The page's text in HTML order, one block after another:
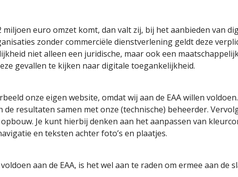
euro omzet komt, dan valt zij, bij het aanbieden van
zonder commerciële dienstverlening geldt deze
niet alleen een juridische, maar ook een
gevallen te kijken naar digitale toegankelijkheid.
onze eigen website, omdat wij aan de EAA willen
resultaten samen met onze (technische) beheerder.
Je kunt hierbij denken aan het aanpassen van
en teksten achter foto’s en plaatjes.
aan de EAA, is het wel aan te raden om ermee aan de